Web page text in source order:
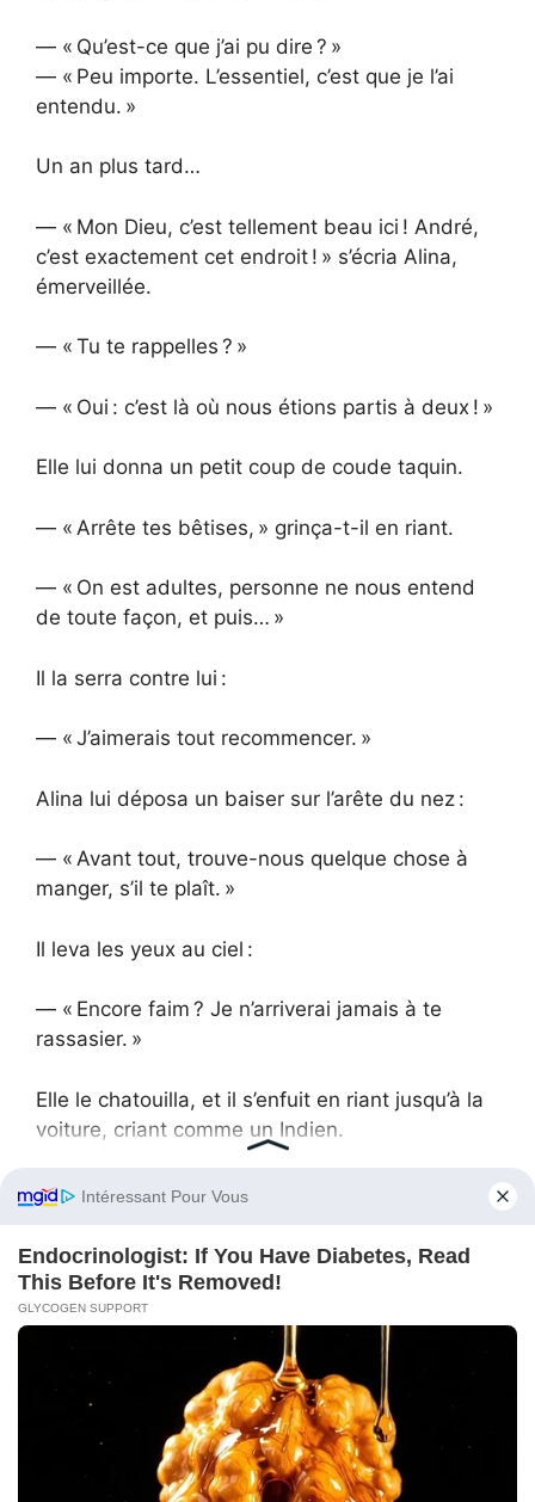
— « Qu’est-ce que j’ai pu dire ? »
— « Peu importe. L’essentiel, c’est que je l’ai
entendu. »
Un an plus tard…
— « Mon Dieu, c’est tellement beau ici ! André,
c’est exactement cet endroit ! » s’écria Alina,
émerveillée.
— « Tu te rappelles ? »
— « Oui : c’est là où nous étions partis à deux ! »
Elle lui donna un petit coup de coude taquin.
— « Arrête tes bêtises, » grinça-t-il en riant.
— « On est adultes, personne ne nous entend
de toute façon, et puis… »
Il la serra contre lui :
— « J’aimerais tout recommencer. »
Alina lui déposa un baiser sur l’arête du nez :
— « Avant tout, trouve-nous quelque chose à
manger, s’il te plaît. »
Il leva les yeux au ciel :
— « Encore faim ? Je n’arriverai jamais à te
rassasier. »
Elle le chatouilla, et il s’enfuit en riant jusqu’à la
voiture, criant comme un Indien.
Alina se tourna vers le lac, le regard brillant :
débordait d’amour. Aujourd’hui, elle partagerait
tout avec lui, même ce qu’il ignorait encore.
Après tout, lorsque l’amour ranime les âmes,
l’âge n’est qu’un détail.